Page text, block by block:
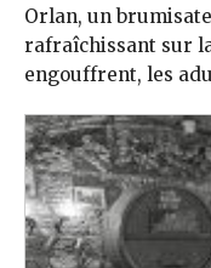
Orlan, un
rafraîchissant sur
engouffrent, les